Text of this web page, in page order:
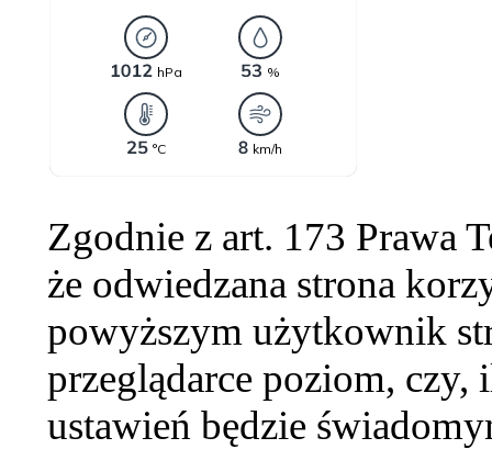
Zgodnie z art. 173 Prawa
że odwiedzana strona
powyższym użytkownik
przeglądarce poziom,
ustawień będzie